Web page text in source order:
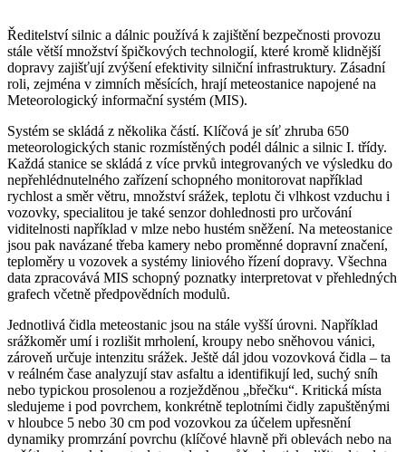
Ředitelství silnic a dálnic používá k zajištění bezpečnosti provozu
stále větší množství špičkových technologií, které kromě klidnější
dopravy zajišťují zvýšení efektivity silniční infrastruktury. Zásadní
roli, zejména v zimních měsících, hrají meteostanice napojené na
Meteorologický informační systém (MIS).
Systém se skládá z několika částí. Klíčová je síť zhruba 650
meteorologických stanic rozmístěných podél dálnic a silnic I. třídy.
Každá stanice se skládá z více prvků integrovaných ve výsledku do
nepřehlédnutelného zařízení schopného monitorovat například
rychlost a směr větru, množství srážek, teplotu či vlhkost vzduchu i
vozovky, specialitou je také senzor dohlednosti pro určování
viditelnosti například v mlze nebo hustém sněžení. Na meteostanice
jsou pak navázané třeba kamery nebo proměnné dopravní značení,
teploměry u vozovek a systémy liniového řízení dopravy. Všechna
data zpracovává MIS schopný poznatky interpretovat v přehledných
grafech včetně předpovědních modulů.
Jednotlivá čidla meteostanic jsou na stále vyšší úrovni. Například
srážkoměr umí i rozlišit mrholení, kroupy nebo sněhovou vánici,
zároveň určuje intenzitu srážek. Ještě dál jdou vozovková čidla – ta
v reálném čase analyzují stav asfaltu a identifikují led, suchý sníh
nebo typickou prosolenou a rozježděnou „břečku“. Kritická místa
sledujeme i pod povrchem, konkrétně teplotními čidly zapuštěnými
v hloubce 5 nebo 30 cm pod vozovkou za účelem upřesnění
dynamiky promrzání povrchu (klíčové hlavně při oblevách nebo na